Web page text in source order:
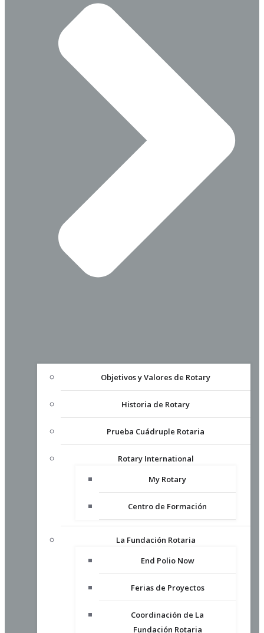
Objetivos y Valores de Rotary
Historia de Rotary
Prueba Cuádruple Rotaria
Rotary International
My Rotary
Centro de Formación
La Fundación Rotaria
End Polio Now
Ferias de Proyectos
Coordinación de La
Fundación Rotaria